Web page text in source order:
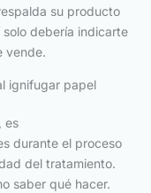
su producto
debería indicarte
vende.
ignifugar papel
es
durante el proceso
del tratamiento.
saber qué hacer.